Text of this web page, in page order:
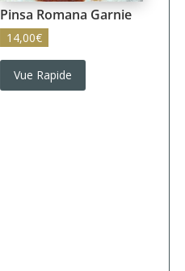
Pinsa Romana Garnie
14,00€
Vue Rapide